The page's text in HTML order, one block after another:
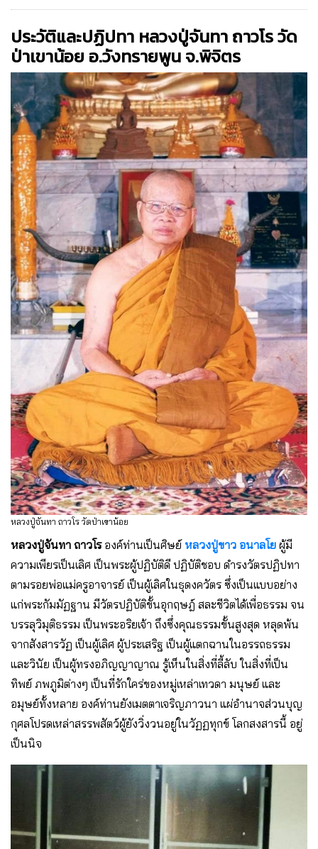
ประวัติและปฏิปทา หลวงปู่จันทา ถาวโร วัด
ป่าเขาน้อย อ.วังทรายพูน จ.พิจิตร
หลวงปู่จันทา ถาวโร วัดป่าเขาน้อย
หลวงปู่จันทา ถาวโรองค์ท่านเป็นศิษย์หลวงปู่ขาว อนาลโย ผู้มี
ความเพียรเป็นเลิศ เป็นพระผู้ปฏิบัติดี ปฏิบัติชอบ ดำรงวัตรปฏิปทา
ตามรอยพ่อแม่ครูอาจารย์ เป็นผู้เลิศในธุดงควัตร ซึ่งเป็นแบบอย่าง
แก่พระกัมมัฏฐาน มีวัตรปฏิบัติขั้นอุกฤษฎ์ สละชีวิตได้เพื่อธรรม จน
บรรลุวิมุติธรรม เป็นพระอริยเจ้า ถึงซึ่งคุณธรรมขั้นสูงสุด หลุดพ้น
จากสังสารวัฏ เป็นผู้เลิศ ผู้ประเสริฐ เป็นผู้แตกฉานในอรรถธรรม
และวินัย เป็นผู้ทรงอภิญญาญาณ รู้เห็นในสิ่งที่ลี้ลับ ในสิ่งที่เป็น
ทิพย์ ภพภูมิต่างๆ เป็นที่รักใคร่ของหมู่เหล่าเทวดา มนุษย์ และ
อมุษย์ทั้งหลาย องค์ท่านยังเมตตาเจริญภาวนา แผ่อำนาจส่วนบุญ
กุศลโปรดเหล่าสรรพสัตว์ผู้ยังวิ่งวนอยู่ในวัฏฏทุกข์ โลกสงสารนี้ อยู่
เป็นนิจ